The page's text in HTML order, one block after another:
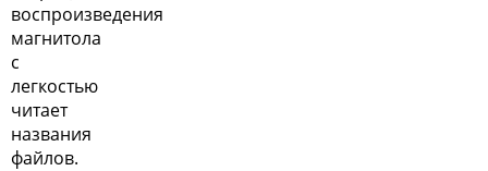
воспроизведения
магнитола
с
легкостью
читает
названия
файлов.